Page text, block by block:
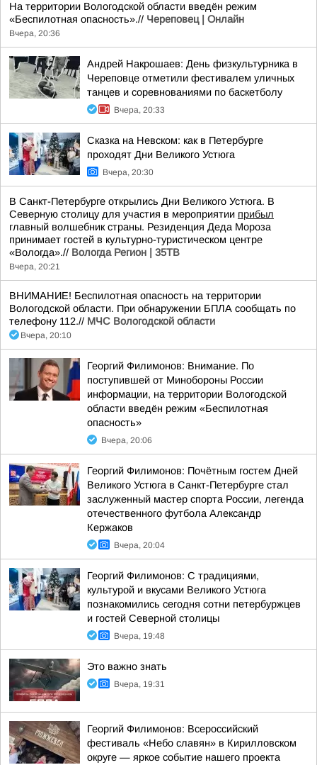
На территории Вологодской области введён режим
«Беспилотная опасность».// Череповец | Онлайн
Вчера, 20:36
Андрей Накрошаев: День физкультурника в
Череповце отметили фестивалем уличных
танцев и соревнованиями по баскетболу
Вчера, 20:33
Сказка на Невском: как в Петербурге
проходят Дни Великого Устюга
Вчера, 20:30
В Санкт-Петербурге открылись Дни Великого Устюга. В
Северную столицу для участия в мероприятии прибыл
главный волшебник страны. Резиденция Деда Мороза
принимает гостей в культурно-туристическом центре
«Вологда».// Вологда Регион | 35ТВ
Вчера, 20:21
ВНИМАНИЕ! Беспилотная опасность на территории
Вологодской области. При обнаружении БПЛА сообщать по
телефону 112.// МЧС Вологодской области
Вчера, 20:10
Георгий Филимонов: Внимание. По
поступившей от Минобороны России
информации, на территории Вологодской
области введён режим «Беспилотная
опасность»
Вчера, 20:06
Георгий Филимонов: Почётным гостем Дней
Великого Устюга в Санкт-Петербурге стал
заслуженный мастер спорта России, легенда
отечественного футбола Александр
Кержаков
Вчера, 20:04
Георгий Филимонов: С традициями,
культурой и вкусами Великого Устюга
познакомились сегодня сотни петербуржцев
и гостей Северной столицы
Вчера, 19:48
Это важно знать
Вчера, 19:31
Георгий Филимонов: Всероссийский
фестиваль «Небо славян» в Кирилловском
округе — яркое событие нашего проекта